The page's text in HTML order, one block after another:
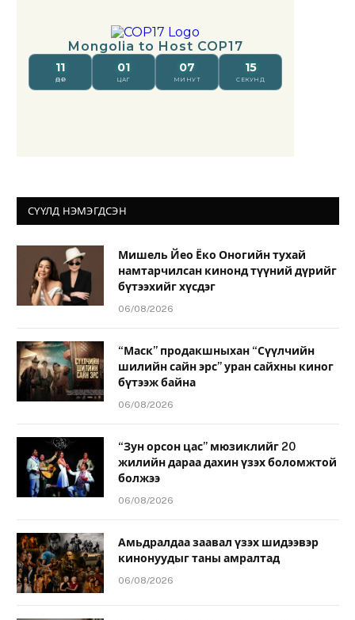
СҮҮЛД НЭМЭГДСЭН
Мишель Йео Ёко Оногийн тухай
намтарчилсан кинонд түүний дүрийг
бүтээхийг хүсдэг
06/08/2026
“Маск” продакшныхан “Сүүлчийн
шилийн сайн эрс” уран сайхны киног
бүтээж байна
06/08/2026
“Зун орсон цас” мюзиклийг 20
жилийн дараа дахин үзэх боломжтой
болжээ
06/08/2026
Амьдралдаа заавал үзэх шидээвэр
кинонуудыг таны амралтад
06/08/2026